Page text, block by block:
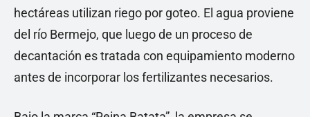
hectáreas utilizan riego por goteo. El agua proviene
del río Bermejo, que luego de un proceso de
decantación es tratada con equipamiento moderno
antes de incorporar los fertilizantes necesarios.